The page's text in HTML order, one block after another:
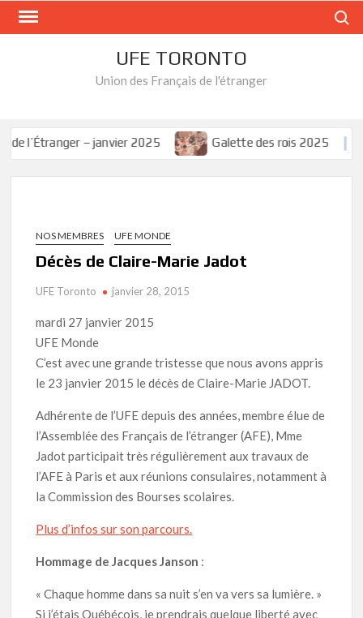
Skip
UFE TORONTO
Union des Français de l'étranger
l’Étranger – janvier 2025 Galette des rois 2025
NOS MEMBRES UFE MONDE
Décès de Claire-Marie Jadot
UFE Toronto janvier 28, 2015
mardi 27 janvier 2015
UFE Monde
C’est avec une grande tristesse que nous avons appris
le 23 janvier 2015 le décès de Claire-Marie JADOT.
Adhérente de l’UFE depuis des années, membre élue de
l’Assemblée des Français de l’étranger (AFE), Mme
Jadot participait très régulièrement aux travaux de
l’AFE à Paris et aux réunions consulaires, notamment à
la Commission des Bourses scolaires.
Plus d’infos sur son parcours.
Hommage de Jacques Janson :
« Chaque homme dans sa nuit s’en va vers sa lumière. »
Si j’étais Québécois, je prendrais quelque liberté avec